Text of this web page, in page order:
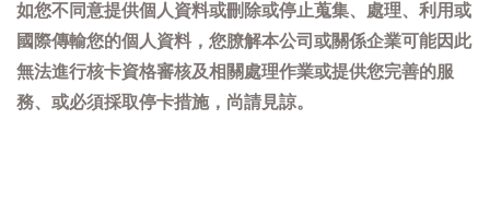
如您不同意提供個人資料或刪除或停止蒐集、處理、利用或
國際傳輸您的個人資料，您膫解本公司或關係企業可能因此
無法進行核卡資格審核及相關處理作業或提供您完善的服
務、或必須採取停卡措施，尚請見諒。